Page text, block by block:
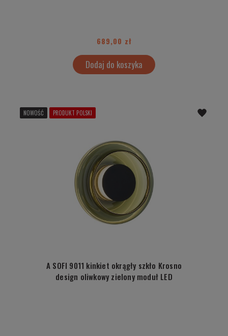
689,00 zł
Dodaj do koszyka
A SOFI 9011 kinkiet okrągły szkło Krosno
design oliwkowy zielony moduł LED
NOWOŚĆ PRODUKT POLSKI